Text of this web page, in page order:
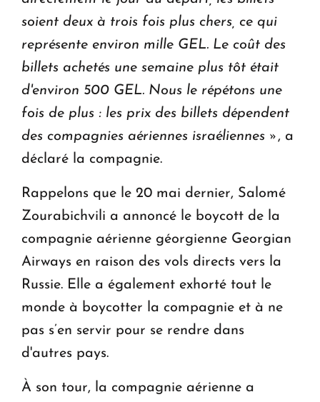
soient deux à trois fois plus chers, ce qui
représente environ mille GEL. Le coût des
billets achetés une semaine plus tôt était
d'environ 500 GEL. Nous le répétons une
fois de plus : les prix des billets dépendent
des compagnies aériennes israéliennes » , a
déclaré la compagnie.
Rappelons que le 20 mai dernier, Salomé
Zourabichvili a annoncé le boycott de la
compagnie aérienne géorgienne Georgian
Airways en raison des vols directs vers la
Russie. Elle a également exhorté tout le
monde à boycotter la compagnie et à ne
pas s’en servir pour se rendre dans
d'autres pays.
À son tour, la compagnie aérienne a